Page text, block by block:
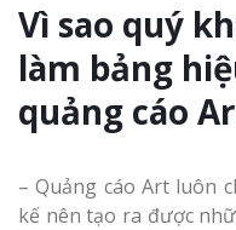
Vì sao quý
làm bảng
quảng cáo
– Quảng cáo Art luôn
kế nên tạo ra được